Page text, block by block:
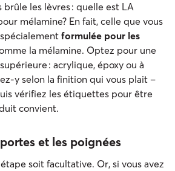
les lèvres : quelle est LA
mélamine? En fait, celle que vous
formulée pour les
la mélamine. Optez pour une
: acrylique, époxy ou à
y selon la finition qui vous plait –
vérifiez les étiquettes pour être
convient.
et les poignées
soit facultative. Or, si vous avez